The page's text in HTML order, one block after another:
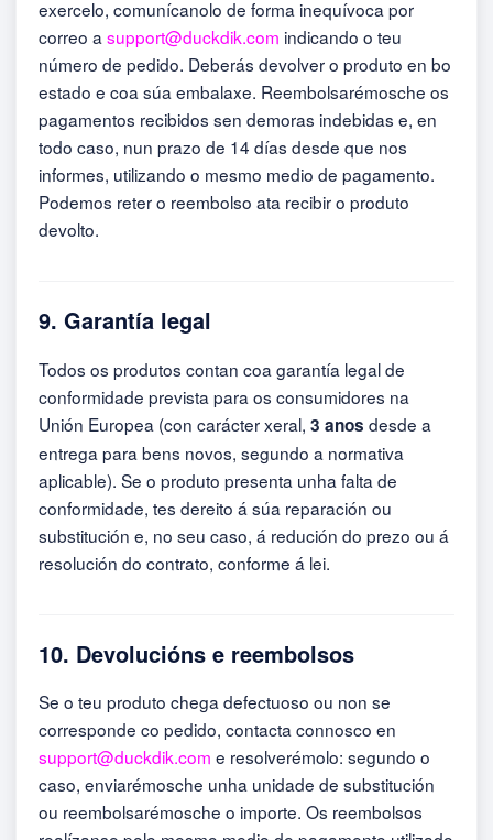
exercelo, comunícanolo de forma inequívoca por
correo a support@duckdik.com indicando o teu
número de pedido. Deberás devolver o produto en bo
estado e coa súa embalaxe. Reembolsarémosche os
pagamentos recibidos sen demoras indebidas e, en
todo caso, nun prazo de 14 días desde que nos
informes, utilizando o mesmo medio de pagamento.
Podemos reter o reembolso ata recibir o produto
devolto.
9. Garantía legal
Todos os produtos contan coa garantía legal de
conformidade prevista para os consumidores na
Unión Europea (con carácter xeral, 3 anos desde a
entrega para bens novos, segundo a normativa
aplicable). Se o produto presenta unha falta de
conformidade, tes dereito á súa reparación ou
substitución e, no seu caso, á redución do prezo ou á
resolución do contrato, conforme á lei.
10. Devolucións e reembolsos
Se o teu produto chega defectuoso ou non se
corresponde co pedido, contacta connosco en
support@duckdik.com e resolverémolo: segundo o
caso, enviarémosche unha unidade de substitución
ou reembolsarémosche o importe. Os reembolsos